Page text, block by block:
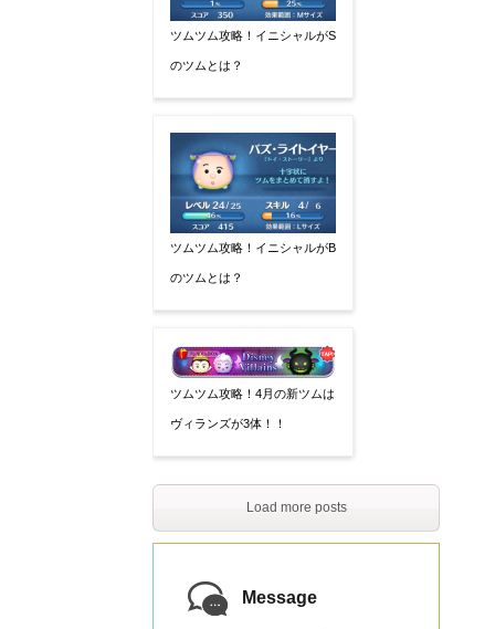
ツムツム攻略！イニシャルがS
のツムとは？
ツムツム攻略！イニシャルがB
のツムとは？
ツムツム攻略！4月の新ツムは
ヴィランズが3体！！
Load more posts
Message